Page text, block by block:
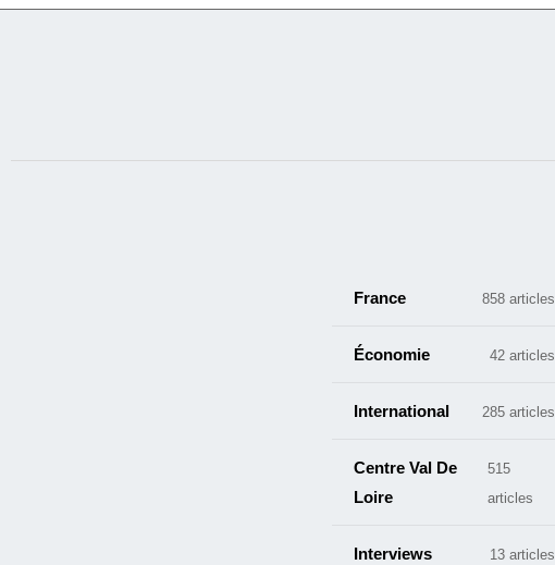
France 858 articles
Économie 42 articles
International 285 articles
Centre Val De
Loire
515
articles
Interviews 13 articles